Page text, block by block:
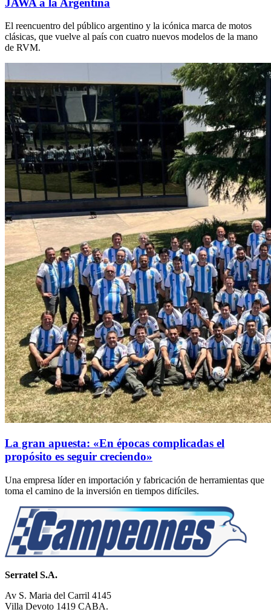
JAWA a la Argentina
El reencuentro del público argentino y la icónica marca de motos
clásicas, que vuelve al país con cuatro nuevos modelos de la mano
de RVM.
La gran apuesta: «En épocas complicadas el
propósito es seguir creciendo»
Una empresa líder en importación y fabricación de herramientas que
toma el camino de la inversión en tiempos difíciles.
Serratel S.A.
Av S. Maria del Carril 4145
Villa Devoto 1419 CABA.